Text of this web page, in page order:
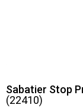
Sabatier Stop
(22410)